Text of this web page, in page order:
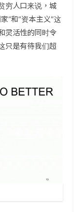
穷人口来说，城
”和“资本主义”这
灵活性的同时令
只是有待我们超